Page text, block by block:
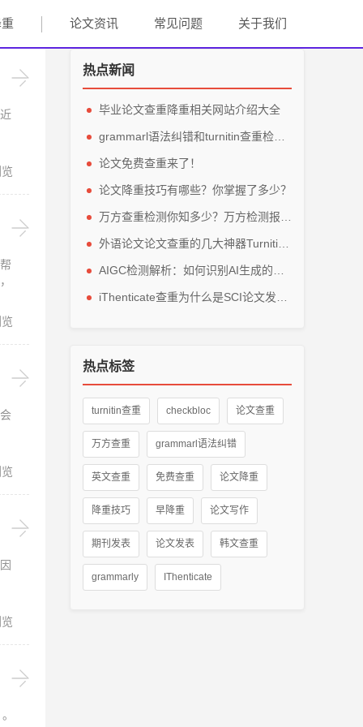
论文资讯 常见问题 关于我们
热点新闻
毕业论文查重降重相关网站介绍大全
论文免费查重来了！
论文降重技巧有哪些？你掌握了多少？
热点标签
turnitin查重 checkbloc 论文查重
万方查重 grammarl语法纠错
英文查重 免费查重 论文降重
降重技巧 早降重 论文写作
期刊发表 论文发表 韩文查重
grammarly IThenticate